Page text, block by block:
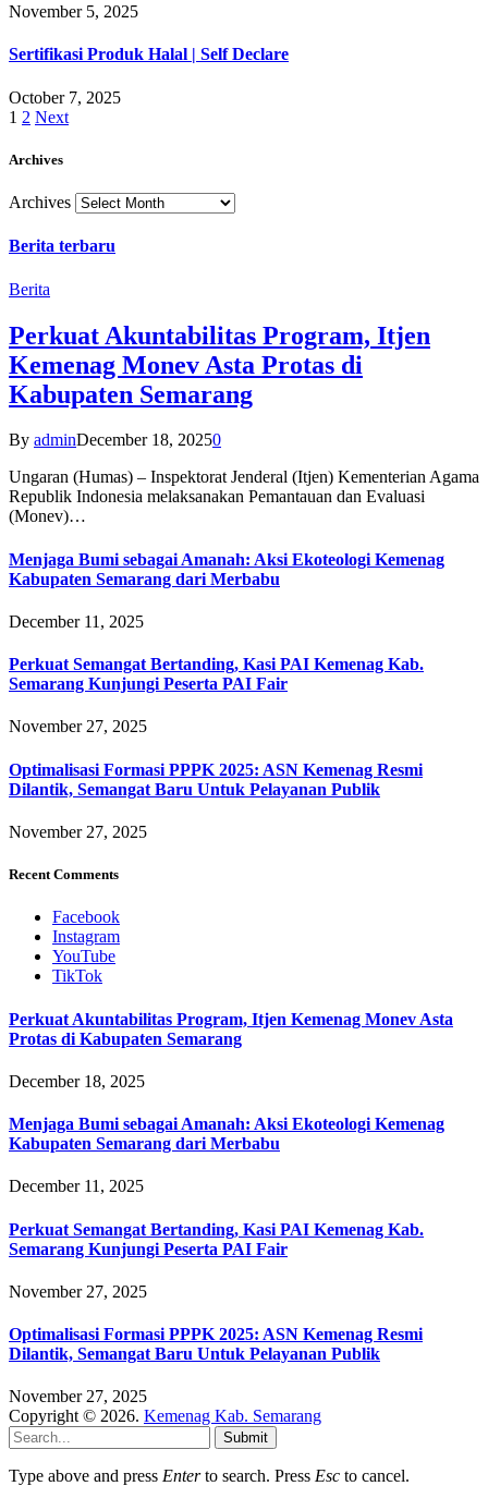
November 5, 2025
Sertifikasi Produk Halal | Self Declare
October 7, 2025
1 2 Next
Archives
Archives
Berita terbaru
Berita
Perkuat Akuntabilitas Program, Itjen
Kemenag Monev Asta Protas di
Kabupaten Semarang
By adminDecember 18, 20250
Ungaran (Humas) – Inspektorat Jenderal (Itjen) Kementerian Agama
Republik Indonesia melaksanakan Pemantauan dan Evaluasi
(Monev)…
Menjaga Bumi sebagai Amanah: Aksi Ekoteologi Kemenag
Kabupaten Semarang dari Merbabu
December 11, 2025
Perkuat Semangat Bertanding, Kasi PAI Kemenag Kab.
Semarang Kunjungi Peserta PAI Fair
November 27, 2025
Optimalisasi Formasi PPPK 2025: ASN Kemenag Resmi
Dilantik, Semangat Baru Untuk Pelayanan Publik
November 27, 2025
Recent Comments
Facebook
Instagram
YouTube
TikTok
Perkuat Akuntabilitas Program, Itjen Kemenag Monev Asta
Protas di Kabupaten Semarang
December 18, 2025
Menjaga Bumi sebagai Amanah: Aksi Ekoteologi Kemenag
Kabupaten Semarang dari Merbabu
December 11, 2025
Perkuat Semangat Bertanding, Kasi PAI Kemenag Kab.
Semarang Kunjungi Peserta PAI Fair
November 27, 2025
Optimalisasi Formasi PPPK 2025: ASN Kemenag Resmi
Dilantik, Semangat Baru Untuk Pelayanan Publik
November 27, 2025
Copyright © 2026. Kemenag Kab. Semarang
Submit
Type above and press Enterto search. Press Esc to cancel.